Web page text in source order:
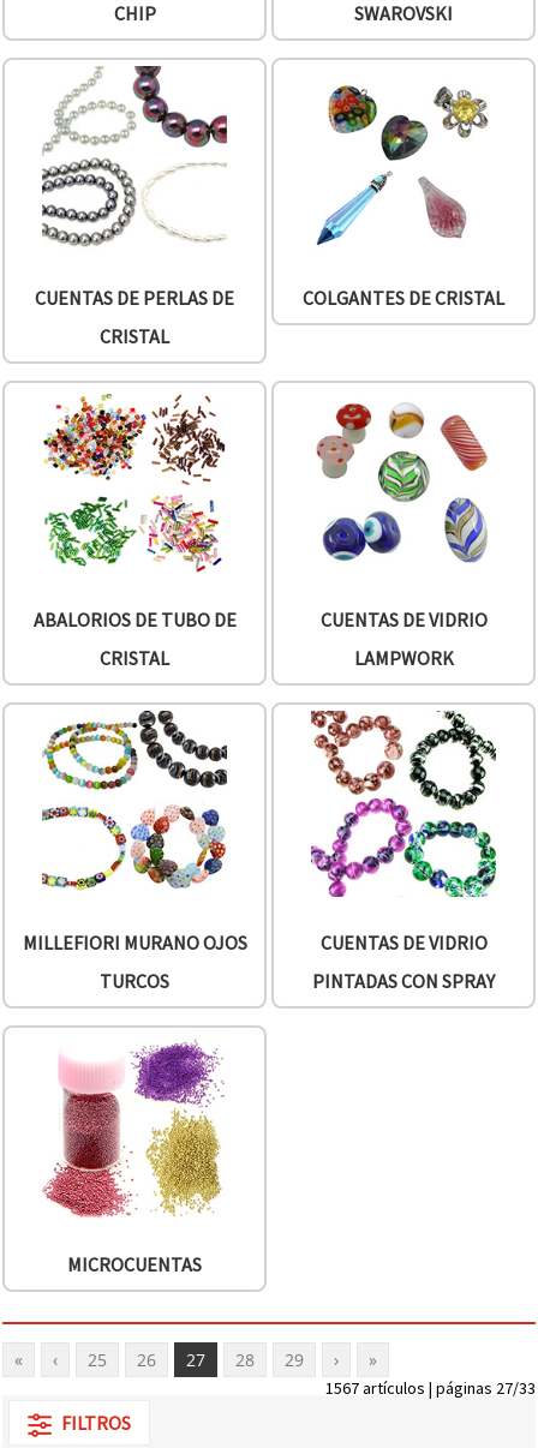
CHIP
SWAROVSKI
CUENTAS DE PERLAS DE
CRISTAL
COLGANTES DE CRISTAL
ABALORIOS DE TUBO DE
CRISTAL
CUENTAS DE VIDRIO
LAMPWORK
MILLEFIORI MURANO OJOS
TURCOS
CUENTAS DE VIDRIO
PINTADAS CON SPRAY
MICROCUENTAS
« ‹ 25 26 27 28 29 › »
1567 artículos | páginas 27/33
FILTROS